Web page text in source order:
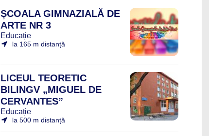
ȘCOALA GIMNAZIALĂ DE
ARTE NR 3
Educație
la 165 m distanță
LICEUL TEORETIC
BILINGV „MIGUEL DE
CERVANTES”
Educație
la 500 m distanță